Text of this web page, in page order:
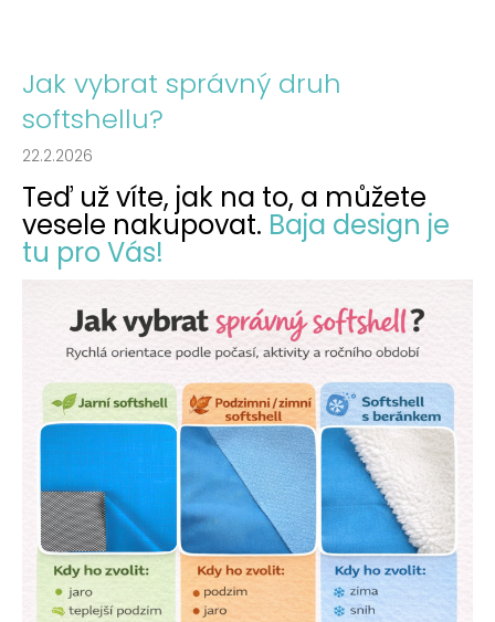
Jak vybrat správný druh
softshellu?
22.2.2026
Teď už víte, jak na to, a můžete
vesele nakupovat. Baja design je
tu pro Vás!